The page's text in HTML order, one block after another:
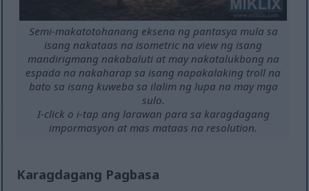
Semi-makatotohanang eksena ng pantasya mula sa
isang nakataas na isometric na view ng isang
mandirigmang nakabaluti at may nakatalukbong na
espada na nakaharap sa isang napakalaking troll na
bato sa isang kuweba sa ilalim ng lupa na may mga
sulo.
I-click o i-tap ang larawan para sa karagdagang
impormasyon at mas mataas na resolution.
Karagdagang Pagbasa